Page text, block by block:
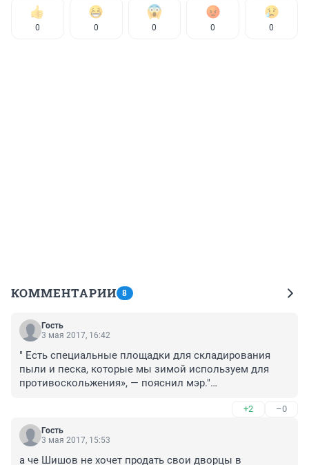
0 0 0 0 0
КОММЕНТАРИИ 8
Гость
3 мая 2017, 16:42
" Есть специальные площадки для складирования
пыли и песка, которые мы зимой используем для
противоскольжения», — пояснил мэр."
противоскольжение происходит?
Пояснил называется , в стиле Черномырдина....
+2 –0
Гость
3 мая 2017, 15:53
а че Шишов не хочет продать свои дворцы в